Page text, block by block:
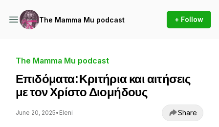
The Mamma Mu podcast + Follow
The Mamma Mu podcast
Επιδόματα: Κριτήρια και αιτήσεις
με τον Χρίστο Διομήδους
June 20, 2025• Eleni Share